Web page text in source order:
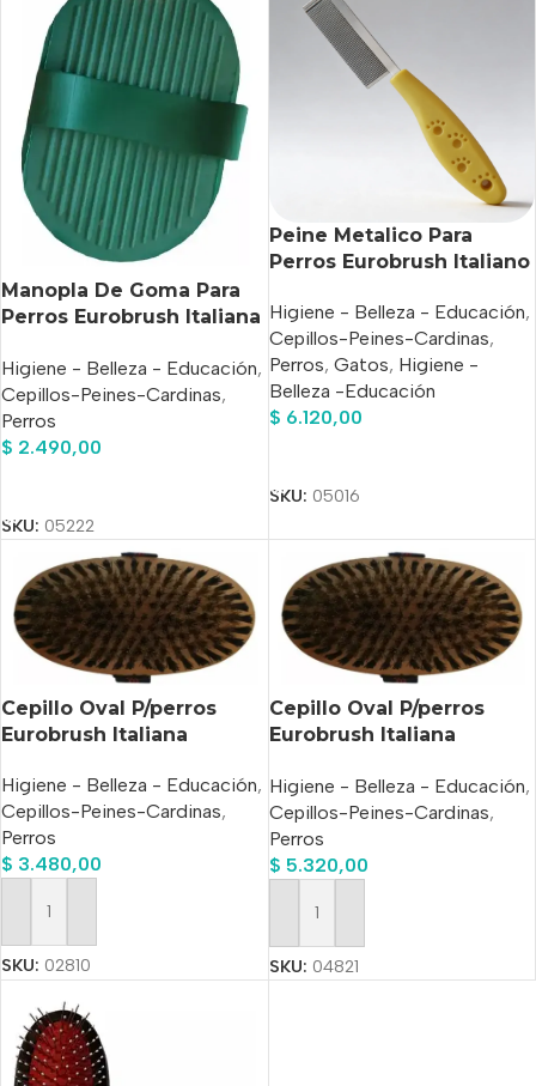
Manopla De Goma Para
Perros Eurobrush Italiana
Higiene - Belleza - Educación,
Cepillos-Peines-Cardinas,
Perros
$ 2.490,00
SKU: 05222
Peine Metalico Para
Perros Eurobrush Italiano
Higiene - Belleza - Educación,
Cepillos-Peines-Cardinas,
Perros, Gatos, Higiene -
Belleza -Educación
$ 6.120,00
SKU: 05016
Cepillo Oval P/perros
Eurobrush Italiana
Higiene - Belleza - Educación,
Cepillos-Peines-Cardinas,
Perros
$ 3.480,00
Añadir Al Carrito
SKU: 02810
Cepillo Oval P/perros
Eurobrush Italiana
Higiene - Belleza - Educación,
Cepillos-Peines-Cardinas,
Perros
$ 5.320,00
Añadir Al Carrito
SKU: 04821